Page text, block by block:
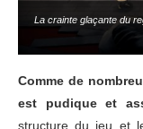
La crainte glaçante du
Comme de
est pudique et
structure du jeu et